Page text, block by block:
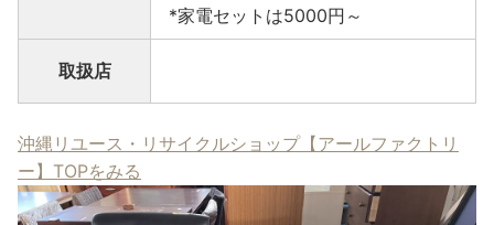
*家電セットは5000円～
取扱店
沖縄リユース・リサイクルショップ【アールファクトリ
ー】TOPをみる